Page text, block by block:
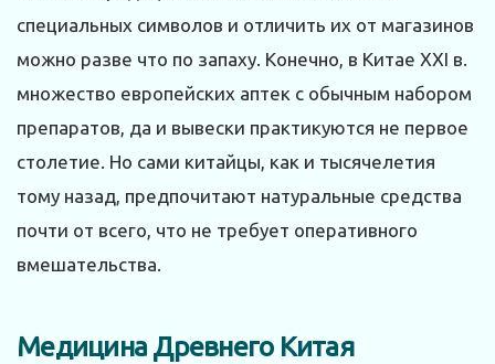
специальных символов и отличить их от магазинов
можно разве что по запаху. Конечно, в Китае XXI в.
множество европейских аптек с обычным набором
препаратов, да и вывески практикуются не первое
столетие. Но сами китайцы, как и тысячелетия
тому назад, предпочитают натуральные средства
почти от всего, что не требует оперативного
вмешательства.
Медицина Древнего Китая